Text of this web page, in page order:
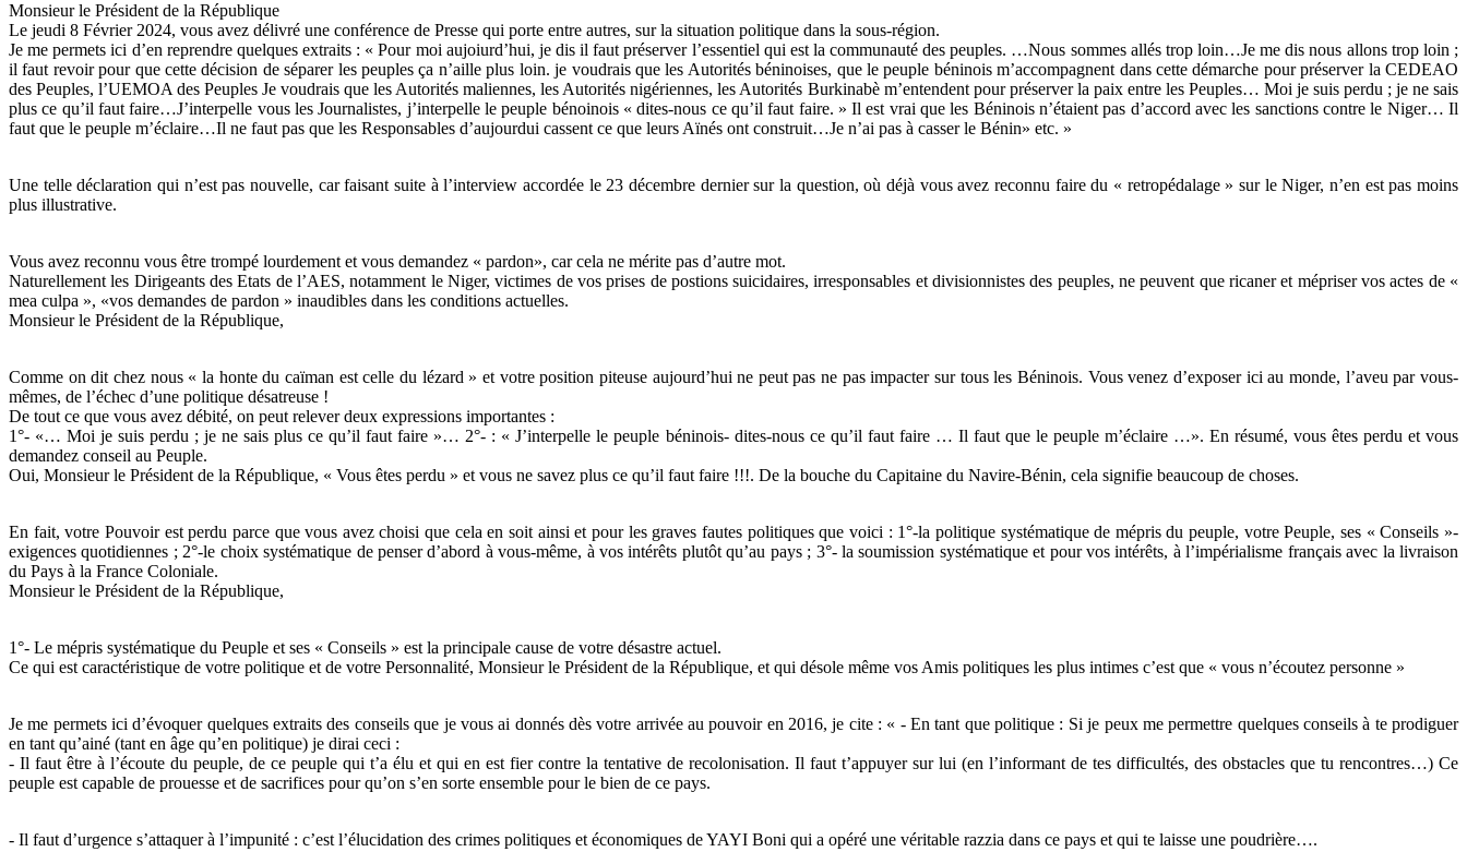
Monsieur le Président de la République
Le jeudi 8 Février 2024, vous avez délivré une conférence de Presse qui porte entre autres, sur la situation politique dans la sous-région.
Je me permets ici d’en reprendre quelques extraits : « Pour moi aujoiurd’hui, je dis il faut préserver l’essentiel qui est la communauté des peuples. …Nous sommes allés trop loin…Je me dis nous allons trop loin ;
il faut revoir pour que cette décision de séparer les peuples ça n’aille plus loin. je voudrais que les Autorités béninoises, que le peuple béninois m’accompagnent dans cette démarche pour préserver la CEDEAO
des Peuples, l’UEMOA des Peuples Je voudrais que les Autorités maliennes, les Autorités nigériennes, les Autorités Burkinabè m’entendent pour préserver la paix entre les Peuples… Moi je suis perdu ; je ne sais
plus ce qu’il faut faire…J’interpelle vous les Journalistes, j’interpelle le peuple bénoinois « dites-nous ce qu’il faut faire. » Il est vrai que les Béninois n’étaient pas d’accord avec les sanctions contre le Niger… Il
faut que le peuple m’éclaire…Il ne faut pas que les Responsables d’aujourdui cassent ce que leurs Aïnés ont construit…Je n’ai pas à casser le Bénin» etc. »
Une telle déclaration qui n’est pas nouvelle, car faisant suite à l’interview accordée le 23 décembre dernier sur la question, où déjà vous avez reconnu faire du « retropédalage » sur le Niger, n’en est pas moins
plus illustrative.
Vous avez reconnu vous être trompé lourdement et vous demandez « pardon», car cela ne mérite pas d’autre mot.
Naturellement les Dirigeants des Etats de l’AES, notamment le Niger, victimes de vos prises de postions suicidaires, irresponsables et divisionnistes des peuples, ne peuvent que ricaner et mépriser vos actes de «
mea culpa », «vos demandes de pardon » inaudibles dans les conditions actuelles.
Monsieur le Président de la République,
Comme on dit chez nous « la honte du caïman est celle du lézard » et votre position piteuse aujourd’hui ne peut pas ne pas impacter sur tous les Béninois. Vous venez d’exposer ici au monde, l’aveu par vous-
mêmes, de l’échec d’une politique désatreuse !
De tout ce que vous avez débité, on peut relever deux expressions importantes :
1°- «… Moi je suis perdu ; je ne sais plus ce qu’il faut faire »… 2°- : « J’interpelle le peuple béninois- dites-nous ce qu’il faut faire … Il faut que le peuple m’éclaire …». En résumé, vous êtes perdu et vous
demandez conseil au Peuple.
Oui, Monsieur le Président de la République, « Vous êtes perdu » et vous ne savez plus ce qu’il faut faire !!!. De la bouche du Capitaine du Navire-Bénin, cela signifie beaucoup de choses.
En fait, votre Pouvoir est perdu parce que vous avez choisi que cela en soit ainsi et pour les graves fautes politiques que voici : 1°-la politique systématique de mépris du peuple, votre Peuple, ses « Conseils »-
exigences quotidiennes ; 2°-le choix systématique de penser d’abord à vous-même, à vos intérêts plutôt qu’au pays ; 3°- la soumission systématique et pour vos intérêts, à l’impérialisme français avec la livraison
du Pays à la France Coloniale.
Monsieur le Président de la République,
1°- Le mépris systématique du Peuple et ses « Conseils » est la principale cause de votre désastre actuel.
Ce qui est caractéristique de votre politique et de votre Personnalité, Monsieur le Président de la République, et qui désole même vos Amis politiques les plus intimes c’est que « vous n’écoutez personne »
Je me permets ici d’évoquer quelques extraits des conseils que je vous ai donnés dès votre arrivée au pouvoir en 2016, je cite : « - En tant que politique : Si je peux me permettre quelques conseils à te prodiguer
en tant qu’ainé (tant en âge qu’en politique) je dirai ceci :
- Il faut être à l’écoute du peuple, de ce peuple qui t’a élu et qui en est fier contre la tentative de recolonisation. Il faut t’appuyer sur lui (en l’informant de tes difficultés, des obstacles que tu rencontres…) Ce
peuple est capable de prouesse et de sacrifices pour qu’on s’en sorte ensemble pour le bien de ce pays.
- Il faut d’urgence s’attaquer à l’impunité : c’est l’élucidation des crimes politiques et économiques de YAYI Boni qui a opéré une véritable razzia dans ce pays et qui te laisse une poudrière….